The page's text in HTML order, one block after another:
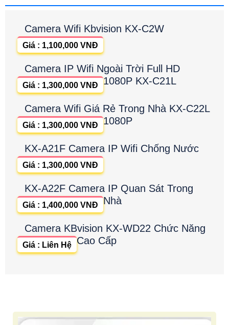
Camera Wifi Kbvision KX-C2W
Giá : 1,100,000 VNĐ
Camera IP Wifi Ngoài Trời Full HD
1080P KX-C21L
Giá : 1,300,000 VNĐ
Camera Wifi Giá Rẻ Trong Nhà KX-C22L
1080P
Giá : 1,300,000 VNĐ
KX-A21F Camera IP Wifi Chống Nước
Giá : 1,300,000 VNĐ
KX-A22F Camera IP Quan Sát Trong
Nhà
Giá : 1,400,000 VNĐ
Camera KBvision KX-WD22 Chức Năng
Cao Cấp
Giá : Liên Hệ